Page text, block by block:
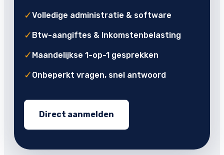
✓Volledige administratie & software
✓ Btw-aangiftes & Inkomstenbelasting
✓ Maandelijkse 1-op-1 gesprekken
✓ Onbeperkt vragen, snel antwoord
Direct aanmelden